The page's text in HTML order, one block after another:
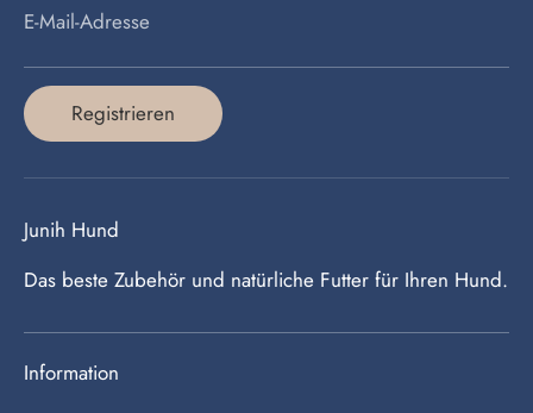
E-Mail-Adresse
Registrieren
Junih Hund
Das beste Zubehör und natürliche Futter für Ihren Hund.
Information